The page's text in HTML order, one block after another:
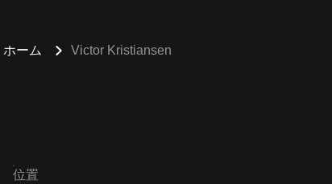
ホーム Victor Kristiansen
位置